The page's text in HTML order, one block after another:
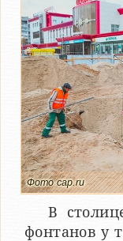
Фото cap.ru
В
фонтанов у